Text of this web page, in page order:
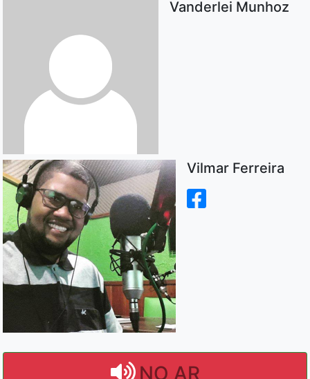
Vanderlei Munhoz
Vilmar Ferreira
NO AR